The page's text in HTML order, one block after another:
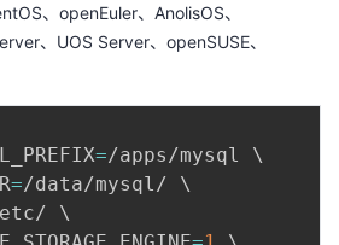
、openEuler、AnolisOS、
、UOS Server、openSUSE、
=/apps/mysql \
=/data/mysql/ \
\